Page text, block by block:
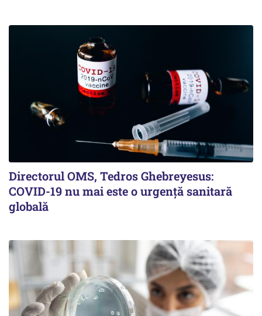
Directorul OMS, Tedros Ghebreyesus:
COVID-19 nu mai este o urgenţă sanitară
globală